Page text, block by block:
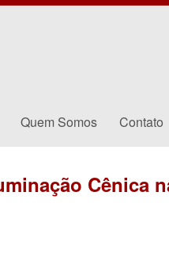
Quem Somos Contato
Cênica